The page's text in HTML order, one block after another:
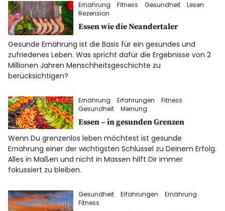
Impressum
Info
Ernährung Fitness Gesundheit
Lesen
Rezension
Essen wie die Neandertaler
Gesunde Ernährung ist die Basis für ein gesundes und
zufriedenes Leben. Was spricht dafür die Ergebnisse von 2
Millionen Jahren Menschheitsgeschichte zu
berücksichtigen?
Ernährung Erfahrungen
Fitness
Gesundheit
Meinung
Essen – in gesunden Grenzen
Wenn Du grenzenlos leben möchtest ist gesunde
Ernährung einer der wichtigsten Schlüssel zu Deinem Erfolg.
Alles in Maßen und nicht in Massen hilft Dir immer
fokussiert zu bleiben.
Gesundheit Erfahrungen
Ernährung
Fitness